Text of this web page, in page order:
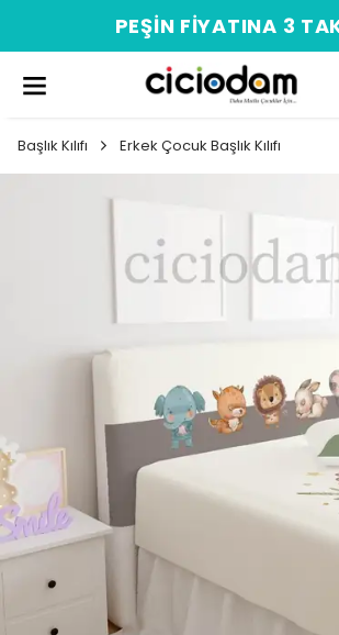
PEŞIN FIYATINA 3
Başlık Kılıfı Erkek Çocuk Başlık Kılıfı